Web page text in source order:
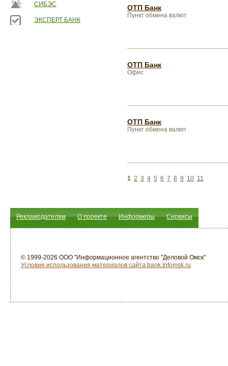
СИБЭС
ЭКСПЕРТ БАНК
ОТП Банк
Пункт обмена валют
ОТП Банк
Офис
ОТП Банк
Пункт обмена валют
1 2 3 4 5 6 7 8 9 10 11
Рекламодателям О проекте Информеры Сервисы
© 1999-2026 ООО "Информационное агентство "Деловой Омск"
Условия использования материалов сайта bank.Infomsk.ru